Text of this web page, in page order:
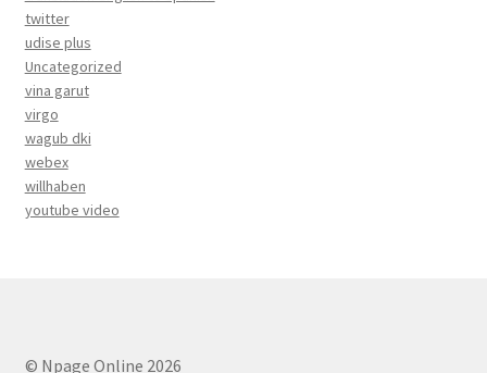
twitter
udise plus
Uncategorized
vina garut
virgo
wagub dki
webex
willhaben
youtube video
© Npage Online 2026